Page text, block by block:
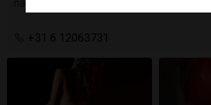
+31 6 12063731